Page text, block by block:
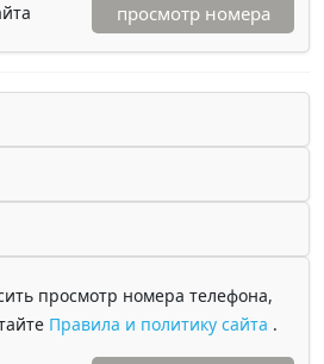
просмотр номера
просмотр номера телефона,
Правила и политику сайта .